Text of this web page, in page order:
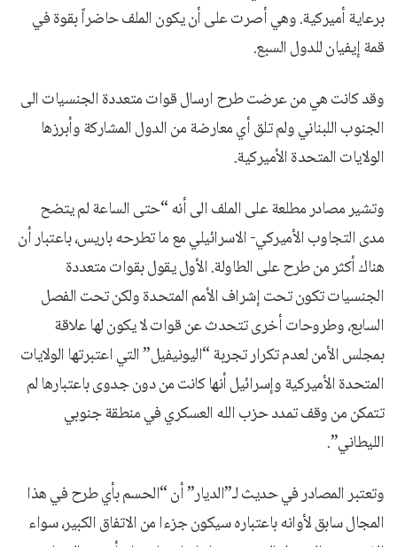
برعاية أميركية. وهي أصرت على أن يكون الملف حاضراً بقوة في
قمة إيفيان للدول السبع.
وقد كانت هي من عرضت طرح ارسال قوات متعددة الجنسيات الى
الجنوب اللبناني ولم تلق أي معارضة من الدول المشاركة وأبرزها
الولايات المتحدة الأميركية.
وتشير مصادر مطلعة على الملف الى أنه “حتى الساعة لم يتضح
مدى التجاوب الأميركي- الاسرائيلي مع ما تطرحه باريس، باعتبار أن
هناك أكثر من طرح على الطاولة. الأول يقول بقوات متعددة
الجنسيات تكون تحت إشراف الأمم المتحدة ولكن تحت الفصل
السابع، وطروحات أخرى تتحدث عن قوات لا يكون لها علاقة
بمجلس الأمن لعدم تكرار تجربة “اليونيفيل” التي اعتبرتها الولايات
المتحدة الأميركية وإسرائيل أنها كانت من دون جدوى باعتبارها لم
تتمكن من وقف تمدد حزب الله العسكري في منطقة جنوبي
الليطاني”.
وتعتبر المصادر في حديث لـ”الديار” أن “الحسم بأي طرح في هذا
المجال سابق لأوانه باعتباره سيكون جزءا من الاتفاق الكبير، سواء